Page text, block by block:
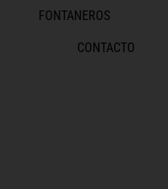
FONTANEROS
CONTACTO